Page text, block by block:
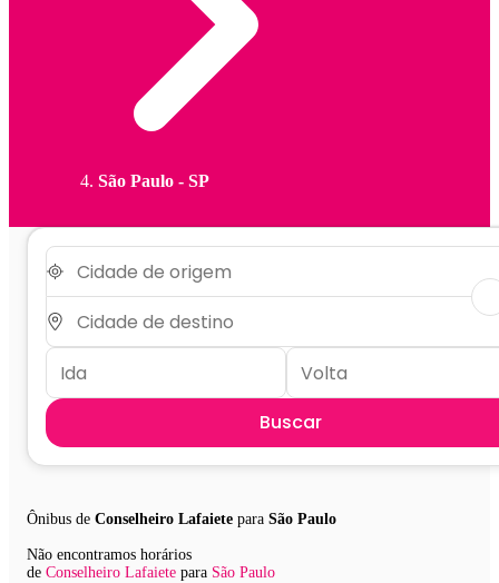
São Paulo - SP
Buscar
Ônibus de Conselheiro Lafaiete para São Paulo
Não encontramos horários
de Conselheiro Lafaiete para São Paulo